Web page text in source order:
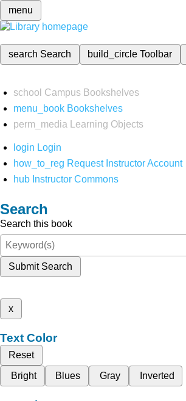
menu
search Search build_circleToolbar
school Campus Bookshelves
menu_book Bookshelves
perm_media
Learning Objects
login Login
how_to_reg Request Instructor Account
hub Instructor Commons
Search
Search this book
Submit Search
x
Text Color
Reset
Bright
Blues Gray Inverted